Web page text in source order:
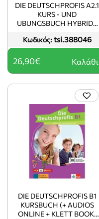
Κωδικός: tsi.388046
DIE DEUTSCHPROFIS A2.1
KURS - UND
UBUNGSBUCH HYBRIDE
26,90€ Καλάθι
DIE DEUTSCHPROFIS B1
KURSBUCH (+ AUDIOS
ONLINE + KLETT BOOK-